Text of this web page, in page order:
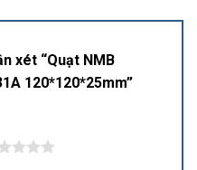
xét “Quạt NMB
120*120*25mm”